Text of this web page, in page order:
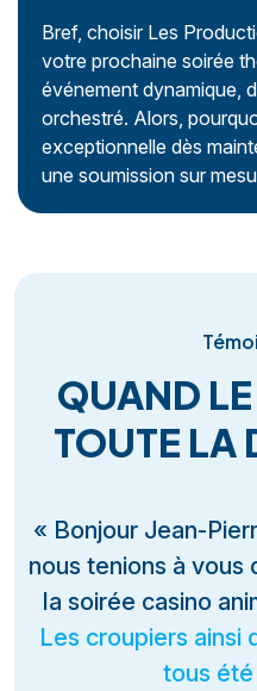
Bref, choisir Les
votre prochaine soirée
événement dynamique,
orchestré. Alors,
exceptionnelle dès
une soumission sur
QUAND
TOUTE LA
« Bonjour Jean-
nous tenions à vous
la soirée casino
Les croupiers ainsi
tous